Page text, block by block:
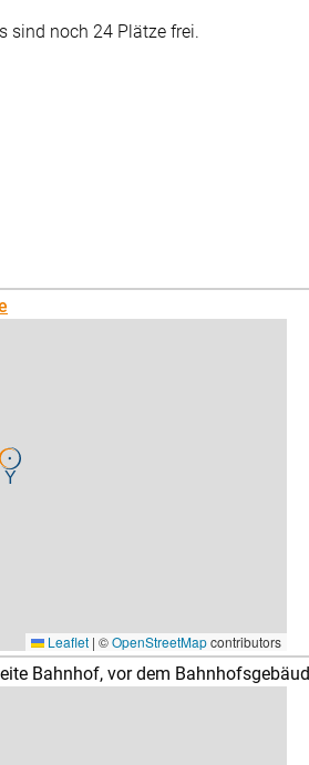
sind noch 24 Plätze frei.
Leaflet | ©OpenStreetMapcontributors
Bahnhof, vor dem